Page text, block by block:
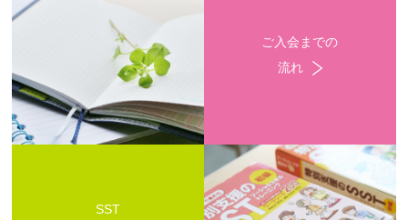
ご入会までの
流れ
SST